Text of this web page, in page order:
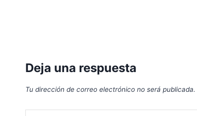
Deja una respuesta
Tu dirección de correo electrónico no será publicada.